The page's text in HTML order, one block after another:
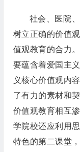
社会、医院
树立正确的价值
值观教育的合力
要蕴含着爱国主
义核心价值观内
了有力的素材和
价值观教育相互
学院校还应利用
特色的第二课堂